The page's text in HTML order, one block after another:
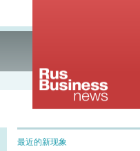
最近的新现象